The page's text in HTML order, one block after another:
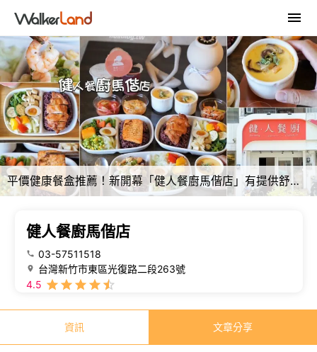
平價健康餐盒推薦！新開幕「健人餐廚馬偕店」有提供舒適的用餐空間，新品西班牙蒜香奶油蝦仁值得一試，必點套餐限定極鮮鮭魚茶碗蒸！加入會員即享優惠價～ - 阿華田的美食日記
健人餐廚馬偕店
03-57511518
台灣新竹市東區光復路二段263號
4.5
資訊 文章分享